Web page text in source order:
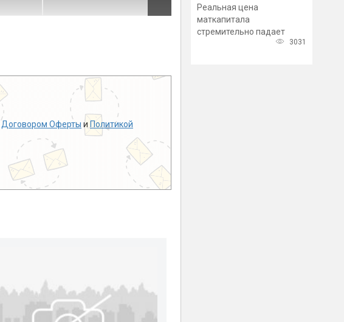
Договором Оферты и Политикой
Реальная цена
маткапитала
стремительно падает
3031